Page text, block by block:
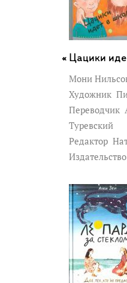
Цацики
Мони
Художник
Переводчик
Туревский
Редактор